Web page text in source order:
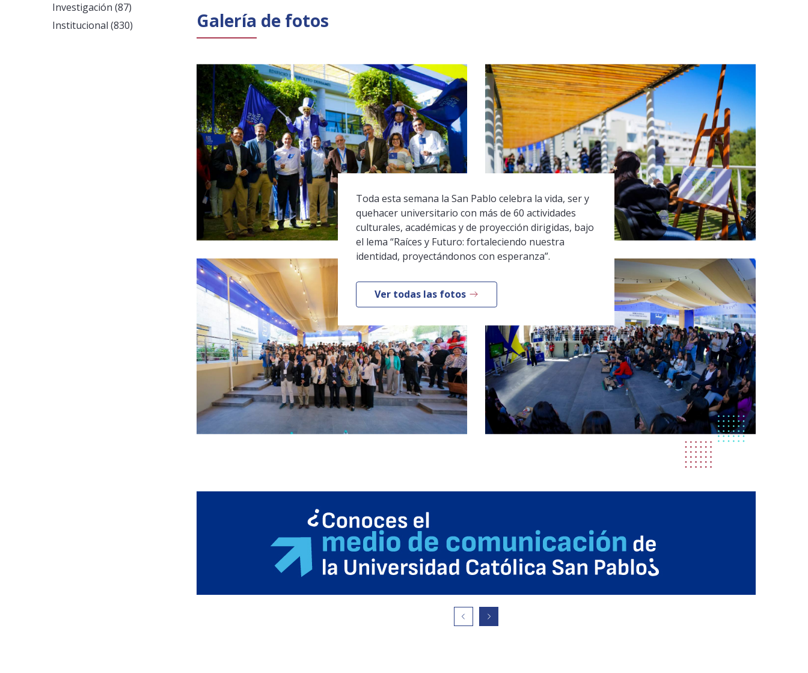
Investigación (87)
Institucional (830)
Galería de fotos
Toda esta semana la San Pablo celebra la vida, ser y
quehacer universitario con más de 60 actividades
culturales, académicas y de proyección dirigidas, bajo
el lema “Raíces y Futuro: fortaleciendo nuestra
identidad, proyectándonos con esperanza”.
Ver todas las fotos